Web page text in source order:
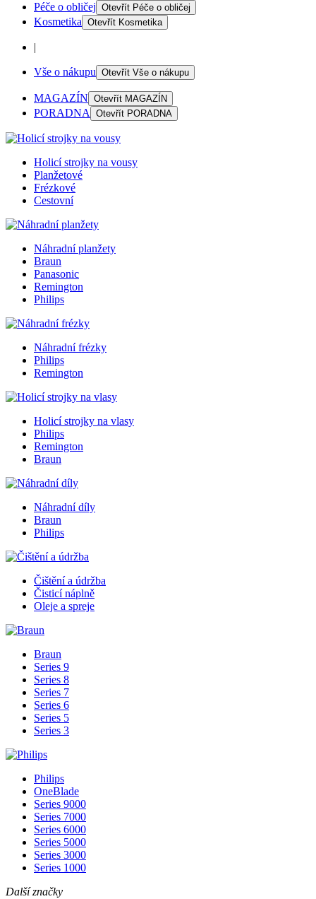
Péče o obličej Otevřít Péče o obličej
Kosmetika Otevřít Kosmetika
|
Vše o nákupu Otevřít Vše o nákupu
MAGAZÍN Otevřít MAGAZÍN
PORADNA Otevřít PORADNA
Holicí strojky na vousy
Planžetové
Frézkové
Cestovní
Náhradní planžety
Braun
Panasonic
Remington
Philips
Náhradní frézky
Philips
Remington
Holicí strojky na vlasy
Philips
Remington
Braun
Náhradní díly
Braun
Philips
Čištění a údržba
Čisticí náplně
Oleje a spreje
Braun
Series 9
Series 8
Series 7
Series 6
Series 5
Series 3
Philips
OneBlade
Series 9000
Series 7000
Series 6000
Series 5000
Series 3000
Series 1000
Další značky